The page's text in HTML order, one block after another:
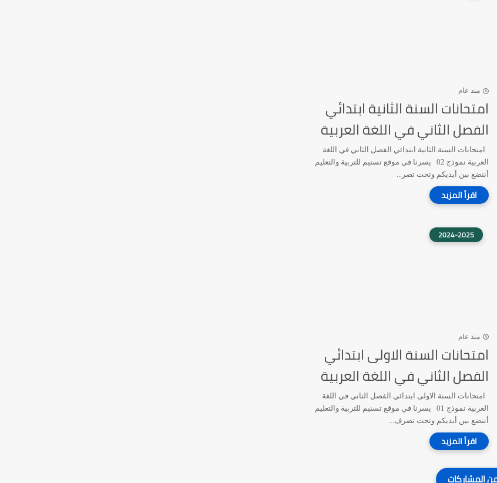
منذ عام
امتحانات السنة الثانية ابتدائي
الفصل الثاني في اللغة العربية
امتحانات السنة الثانية ابتدائي الفصل الثاني في اللغة
العربية نموذج 02 يسرنا في موقع تسنيم للتربية والتعليم
أننضع بين أيديكم وتحت تصر...
2024-2025
منذ عام
امتحانات السنة الاولى ابتدائي
الفصل الثاني في اللغة العربية
امتحانات السنة الاولى ابتدائي الفصل الثاني في اللغة
العربية نموذج 01 يسرنا في موقع تسنيم للتربية والتعليم
أننضع بين أيديكم وتحت تصرف...